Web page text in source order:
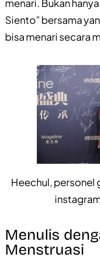
menari. Bukan
Siento” bersama
bisa menari secara
Heechul, personel
Menulis
Menstruasi